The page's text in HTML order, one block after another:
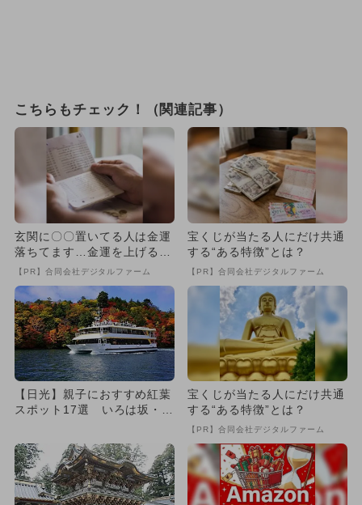
こちらもチェック！（関連記事）
玄関に〇〇置いてる人は金運
落ちてます…金運を上げる方
法とは
【PR】合同会社デジタルファーム
宝くじが当たる人にだけ共通
する“ある特徴”とは？
【PR】合同会社デジタルファーム
【日光】親子におすすめ紅葉
スポット17選 いろは坂・中
宝くじが当たる人にだけ共通
する“ある特徴”とは？
【PR】合同会社デジタルファーム